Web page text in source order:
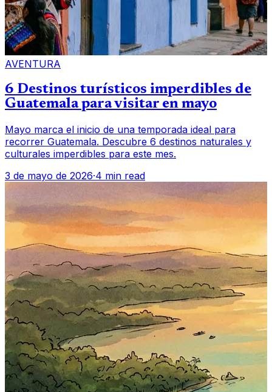
AVENTURA
6 Destinos turísticos imperdibles de
Guatemala para visitar en mayo
Mayo marca el inicio de una temporada ideal para
recorrer Guatemala. Descubre 6 destinos naturales y
culturales imperdibles para este mes.
3 de mayo de 2026·4 min read